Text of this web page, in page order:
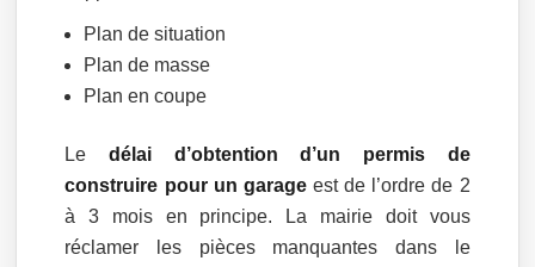
Plan de situation
Plan de masse
Plan en coupe
Ledélai d’obtention d’un permis de
construire pour un garageest de l’ordre de 2
à 3 mois en principe. La mairie doit vous
réclamer les pièces manquantes dans le